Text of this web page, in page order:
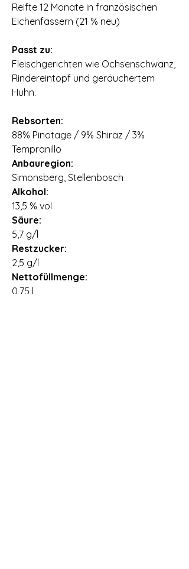
Reifte 12 Monate in französischen
Eichenfässern (21 % neu)
Passt zu:
Fleischgerichten wie Ochsenschwanz‚
Rindereintopf und geräuchertem
Huhn.
Rebsorten:
88% Pinotage / 9% Shiraz / 3%
Tempranillo
Anbauregion:
Simonsberg, Stellenbosch
Alkohol:
13,5 % vol
Säure:
5,7 g/l
Restzucker:
2,5 g/l
Nettofüllmenge:
0,75 l